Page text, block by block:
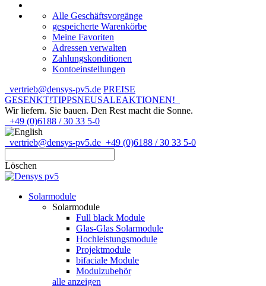
Alle Geschäftsvorgänge
gespeicherte Warenkörbe
Meine Favoriten
Adressen verwalten
Zahlungskonditionen
Kontoeinstellungen
vertrieb@densys-pv5.de PREISE
GESENKT!TIPPSNEUSALEAKTIONEN!
Wir liefern. Sie bauen. Den Rest macht die Sonne.
+49 (0)6188 / 30 33 5-0
vertrieb@densys-pv5.de +49 (0)6188 / 30 33 5-0
Löschen
Solarmodule
Solarmodule
Full black Module
Glas-Glas Solarmodule
Hochleistungsmodule
Projektmodule
bifaciale Module
Modulzubehör
alle anzeigen